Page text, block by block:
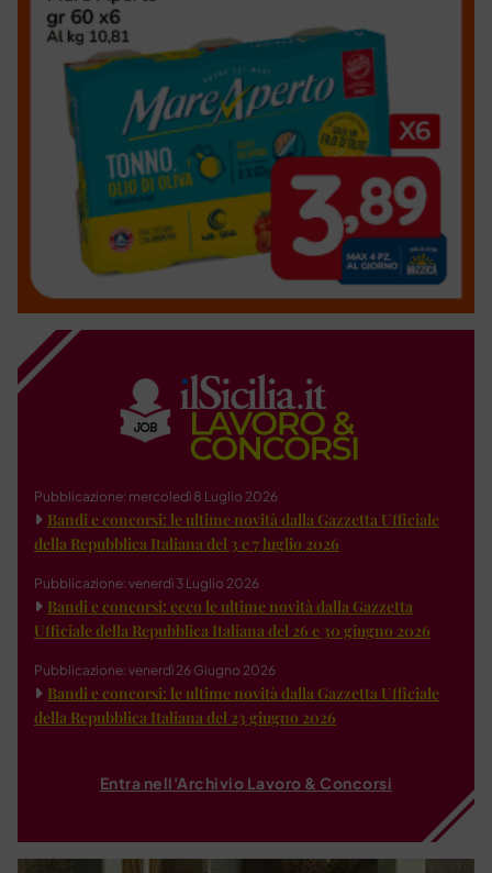
Pubblicazione: mercoledì 8 Luglio 2026
Bandi e concorsi: le ultime novità dalla Gazzetta Ufficiale
della Repubblica Italiana del 3 e 7 luglio 2026
Pubblicazione: venerdì 3 Luglio 2026
Bandi e concorsi: ecco le ultime novità dalla Gazzetta
Ufficiale della Repubblica Italiana del 26 e 30 giugno 2026
Pubblicazione: venerdì 26 Giugno 2026
Bandi e concorsi: le ultime novità dalla Gazzetta Ufficiale
della Repubblica Italiana del 23 giugno 2026
Entra nell'Archivio Lavoro & Concorsi